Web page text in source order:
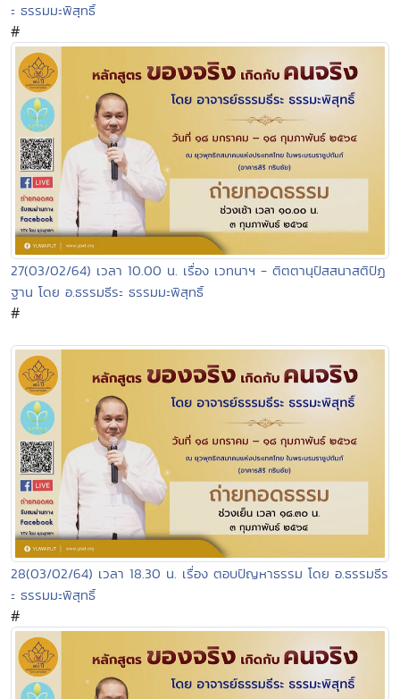
ะ ธรรมมะพิสุทธิ์
#
27(03/02/64) เวลา 10.00 น. เรื่อง เวทนาฯ - ติตตานุปัสสนาสติปัฏ
ฐาน โดย อ.ธรรมธีระ ธรรมมะพิสุทธิ์
#
28(03/02/64) เวลา 18.30 น. เรื่อง ตอบปัญหาธรรม โดย อ.ธรรมธีร
ะ ธรรมมะพิสุทธิ์
#